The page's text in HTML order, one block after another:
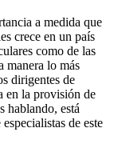
a medida que
crece en un país
como de las
manera lo más
dirigentes de
en la provisión de
hablando, está
de este